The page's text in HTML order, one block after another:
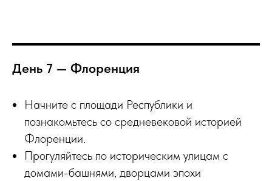
День 7 — Флоренция
Начните с площади Республики и
познакомьтесь со средневековой историей
Флоренции.
Прогуляйтесь по историческим улицам с
домами-башнями, дворцами эпохи